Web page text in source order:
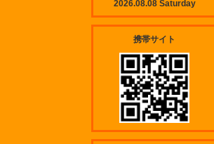
2026.08.08 Saturday
携帯サイト